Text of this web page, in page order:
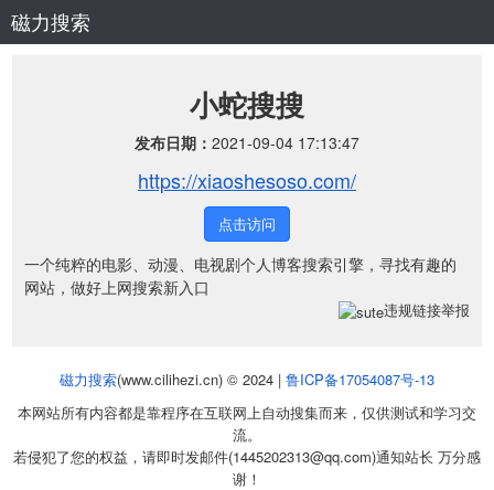
磁力搜索
小蛇搜搜
发布日期： 2021-09-04 17:13:47
https://xiaoshesoso.com/
点击访问
一个纯粹的电影、动漫、电视剧个人博客搜索引擎，寻找有趣的
网站，做好上网搜索新入口
违规链接举报
磁力搜索(www.cilihezi.cn) © 2024 | 鲁ICP备17054087号-13
本网站所有内容都是靠程序在互联网上自动搜集而来，仅供测试和学习交
流。
若侵犯了您的权益，请即时发邮件(1445202313@qq.com)通知站长 万分感
谢！